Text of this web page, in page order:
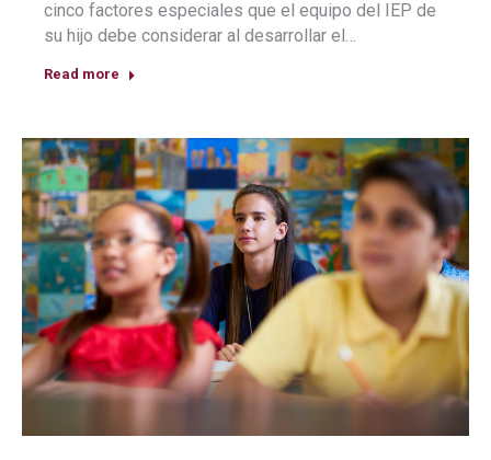
cinco factores especiales que el equipo del IEP de
su hijo debe considerar al desarrollar el…
Read more